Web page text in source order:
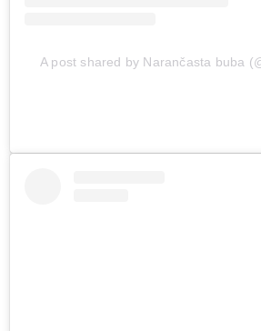
A post shared by Narančasta buba